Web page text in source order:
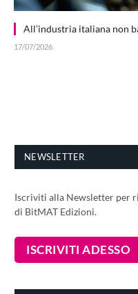
All’industria italiana non
17/07/2026
NEWSLETTER
Iscriviti alla Newsletter per
di BitMAT Edizioni.